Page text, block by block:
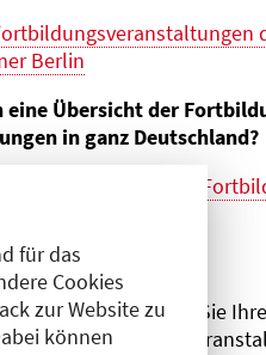
für das
Cookies
zur Website zu
können
Berlin
eine Übersicht der
in ganz Deutschland?
bundes­weiten
können Sie
von